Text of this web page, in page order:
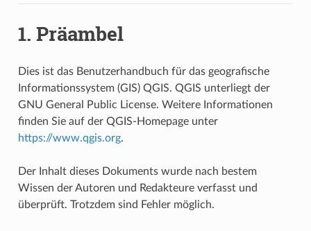
1. Präambel
Dies ist das Benutzerhandbuch für das geografische
Informationssystem (GIS) QGIS. QGIS unterliegt der
GNU General Public License. Weitere Informationen
finden Sie auf der QGIS-Homepage unter
https://www.qgis.org.
Der Inhalt dieses Dokuments wurde nach bestem
Wissen der Autoren und Redakteure verfasst und
überprüft. Trotzdem sind Fehler möglich.